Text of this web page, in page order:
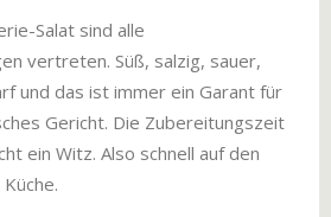
Salat sind alle
vertreten. Süß, salzig, sauer,
und das ist immer ein Garant für
Gericht. Die Zubereitungszeit
ein Witz. Also schnell auf den